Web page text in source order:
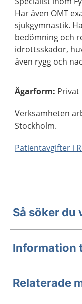
Har även OMT
sjukgymnastik.
bedömning och
idrottsskador,
även rygg och
Ägarform: Privat
Verksamheten
Stockholm.
Patientavgifter i
Så söker du
Information
Relaterade